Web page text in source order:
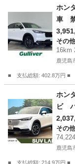
鹿児島市ホン
車
イオ
Ｃａ
Ｃ２
その他
16km
鹿児島
■ 支払総額: 402.8万円
鹿児島市ホン
ビ
セン
Ｃ
トラ
その他
鹿児島
■ 支払総額: 214.9万円